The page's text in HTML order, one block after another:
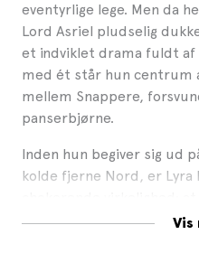
eventyrlige lege. Men da
Lord Asriel pludselig
et indviklet drama fuldt
med ét står hun centrum
mellem Snappere,
panserbjørne.
Inden hun begiver sig ud
kolde fjerne Nord, er
skæbnebestemt til at
Vis